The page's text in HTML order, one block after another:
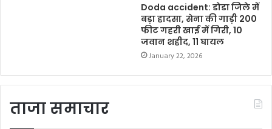
Doda accident: डोडा जिले में
बड़ा हादसा, सेना की गाड़ी 200
फीट गहरी खाई में गिरी, 10
जवान शहीद, 11 घायल
January 22, 2026
ताजा समाचार